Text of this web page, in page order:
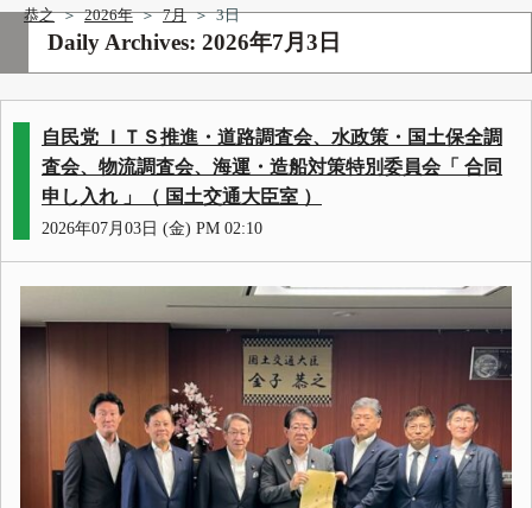
恭之 ＞ 2026年 ＞ 7月 ＞ 3日
Daily Archives: 2026年7月3日
自民党 ＩＴＳ推進・道路調査会、水政策・国土保全調
査会、物流調査会、海運・造船対策特別委員会「 合同
申し入れ 」（ 国土交通大臣室 ）
2026年07月03日 (金) PM 02:10